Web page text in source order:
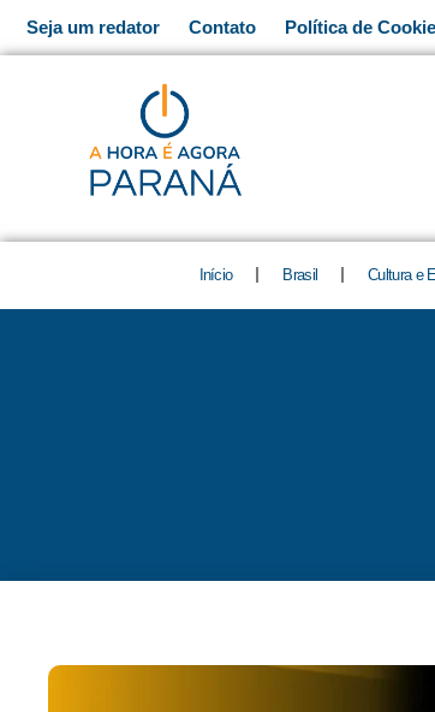
para
Seja um redator Contato Política de
Início Brasil Cultura e